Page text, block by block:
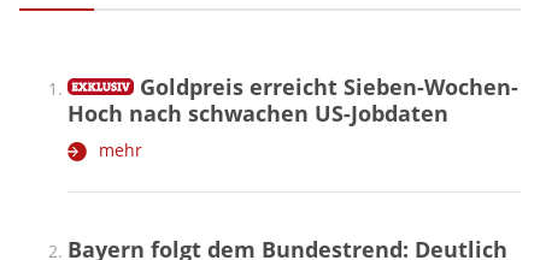
Goldpreis erreicht Sieben-Wochen-
Hoch nach schwachen US-Jobdaten
mehr
Bayern folgt dem Bundestrend: Deutlich